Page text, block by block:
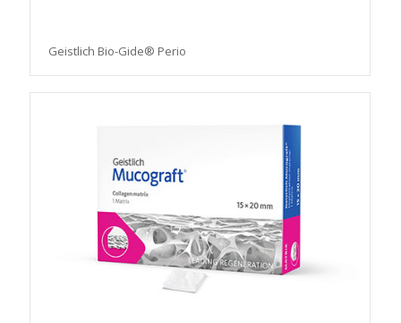
Geistlich Bio-Gide® Perio